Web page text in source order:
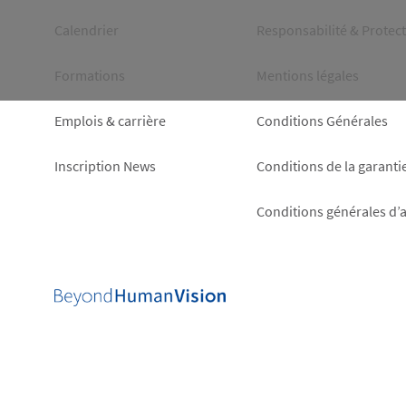
left
Calendrier
Formations
Emplois & carrière
Inscription News
right
Responsabilité &
Mentions légales
Conditions Générales
Conditions de la
Conditions générales